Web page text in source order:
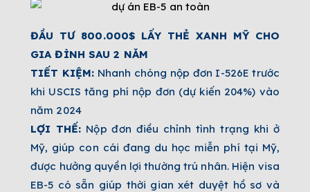
ĐẦU TƯ 800.000$ LẤY THẺ XANH MỸ CHO
GIA ĐÌNH SAU 2 NĂM
TIẾT KIỆM: Nhanh chóng nộp đơn I-526E trước
khi USCIS tăng phí nộp đơn (dự kiến 204%) vào
năm 2024
LỢI THẾ: Nộp đơn điều chỉnh tình trạng khi ở
Mỹ, giúp con cái đang du học miễn phí tại Mỹ,
được hưởng quyền lợi thường trú nhân. Hiện visa
EB-5 có sẵn giúp thời gian xét duyệt hồ sơ và